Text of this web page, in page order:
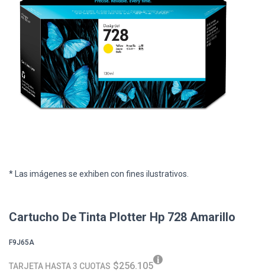
* Las imágenes se exhiben con fines ilustrativos.
Cartucho De Tinta Plotter Hp 728 Amarillo
F9J65A
TARJETA HASTA 3 CUOTAS $256.105